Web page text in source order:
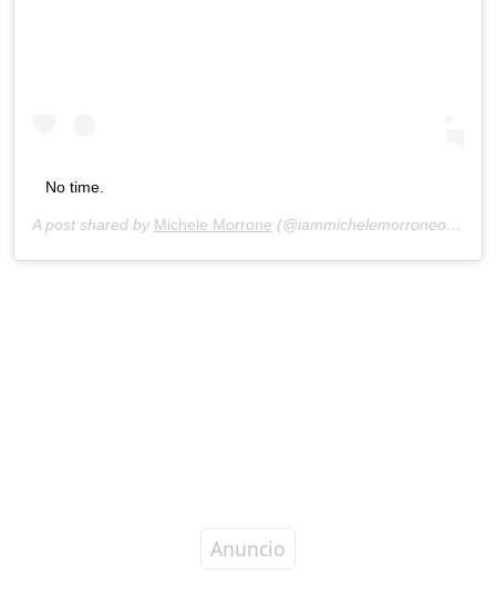
No time.
A post shared by Michele Morrone (@iammichelemorroneofficial) on